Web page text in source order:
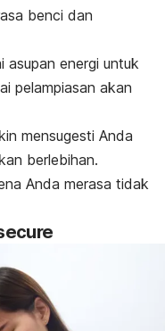
benci dan
asupan energi untuk
pelampiasan akan
mensugesti Anda
berlebihan.
Anda merasa tidak